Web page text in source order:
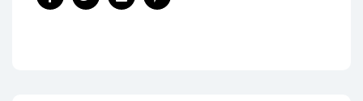
FacebookTwitterLinkedinPinterest